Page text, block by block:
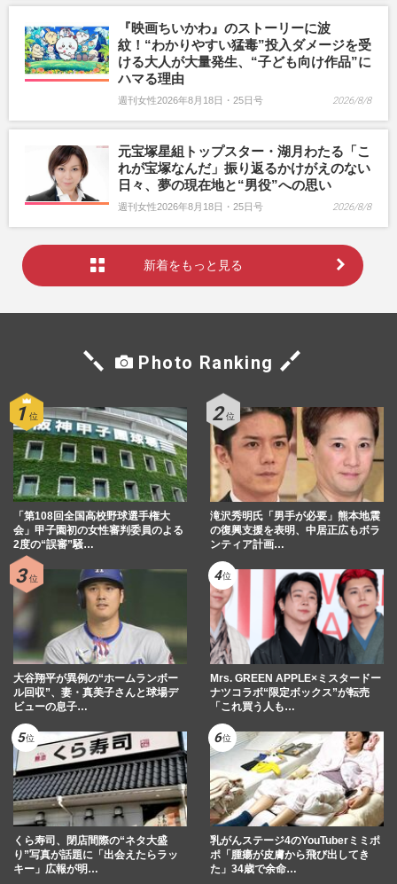
『映画ちいかわ』のストーリーに波
紋！“わかりやすい猛毒”投入ダメージを受
ける大人が大量発生、“子ども向け作品”に
ハマる理由
週刊女性2026年8月18日・25日号 2026/8/8
元宝塚星組トップスター・湖月わたる「こ
れが宝塚なんだ」振り返るかけがえのない
日々、夢の現在地と“男役”への思い
週刊女性2026年8月18日・25日号 2026/8/8
新着をもっと見る
Photo Ranking
「第108回全国高校野球選手権大
会」甲子園初の女性審判委員のよる
2度の“誤審”騒…
滝沢秀明氏「男手が必要」熊本地震
の復興支援を表明、中居正広もボラ
ンティア計画…
大谷翔平が異例の“ホームランボー
ル回収”、妻・真美子さんと球場デ
ビューの息子…
Mrs. GREEN APPLE×ミスタードー
ナツコラボ“限定ボックス”が転売
「これ買う人も…
くら寿司、閉店間際の“ネタ大盛
り”写真が話題に「出会えたらラッ
キー」広報が明…
乳がんステージ4のYouTuberミミポ
ポ「腫瘍が皮膚から飛び出してき
た」34歳で余命…